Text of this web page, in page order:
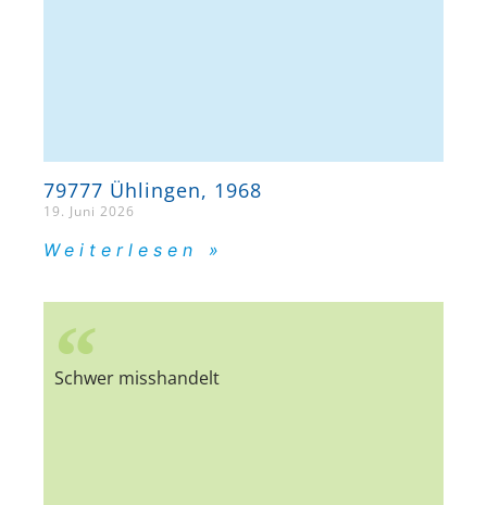
79777 Ühlingen, 1968
19. Juni 2026
Weiterlesen »
Schwer misshandelt